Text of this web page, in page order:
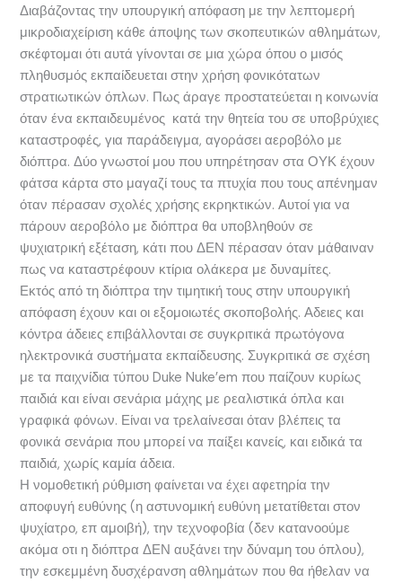
Διαβάζοντας την υπουργική απόφαση με την λεπτομερή
μικροδιαχείριση κάθε άποψης των σκοπευτικών αθλημάτων,
σκέφτομαι ότι αυτά γίνονται σε μια χώρα όπου ο μισός
πληθυσμός εκπαίδευεται στην χρήση φονικότατων
στρατιωτικών όπλων. Πως άραγε προστατεύεται η κοινωνία
όταν ένα εκπαιδευμένος κατά την θητεία του σε υποβρύχιες
καταστροφές, για παράδειγμα, αγοράσει αεροβόλο με
διόπτρα. Δύο γνωστοί μου που υπηρέτησαν στα ΟΥΚ έχουν
φάτσα κάρτα στο μαγαζί τους τα πτυχία που τους απένημαν
όταν πέρασαν σχολές χρήσης εκρηκτικών. Αυτοί για να
πάρουν αεροβόλο με διόπτρα θα υποβληθούν σε
ψυχιατρική εξέταση, κάτι που ΔΕΝ πέρασαν όταν μάθαιναν
πως να καταστρέφουν κτίρια ολάκερα με δυναμίτες.
Εκτός από τη διόπτρα την τιμητική τους στην υπουργική
απόφαση έχουν και οι εξομοιωτές σκοποβολής. Αδειες και
κόντρα άδειες επιβάλλονται σε συγκριτικά πρωτόγονα
ηλεκτρονικά συστήματα εκπαίδευσης. Συγκριτικά σε σχέση
με τα παιχνίδια τύπου Duke Nuke’em που παίζουν κυρίως
παιδιά και είναι σενάρια μάχης με ρεαλιστικά όπλα και
γραφικά φόνων. Είναι να τρελαίνεσαι όταν βλέπεις τα
φονικά σενάρια που μπορεί να παίξει κανείς, και ειδικά τα
παιδιά, χωρίς καμία άδεια.
Η νομοθετική ρύθμιση φαίνεται να έχει αφετηρία την
αποφυγή ευθύνης (η αστυνομική ευθύνη μετατίθεται στον
ψυχίατρο, επ αμοιβή), την τεχνοφοβία (δεν κατανοούμε
ακόμα οτι η διόπτρα ΔΕΝ αυξάνει την δύναμη του όπλου),
την εσκεμμένη δυσχέρανση αθλημάτων που θα ήθελαν να